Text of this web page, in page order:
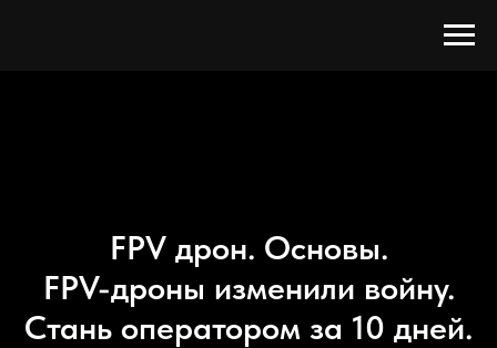
FPV дрон. Основы.
FPV-дроны изменили войну.
Стань оператором за 10 дней.